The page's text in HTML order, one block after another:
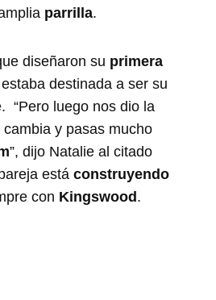
parrilla.
diseñaron su primera
destinada a ser su
“Pero luego nos dio la
cambia y pasas mucho
”, dijo Natalie al citado
estáconstruyendo
con Kingswood .